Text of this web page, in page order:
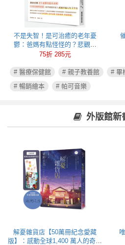
不是失智！是可治癒的老年憂
鬱：爸媽有點怪怪的？悲觀易
怒、健忘失眠可能都是心病！照
75折 285元
# 醫療保健館 # 親子教養館 # 畢
# 暢銷繪本
# 帕可音樂
外版館新
解憂雜貨店【50萬冊紀念愛藏
版】：感動全球1,400 萬人的奇蹟